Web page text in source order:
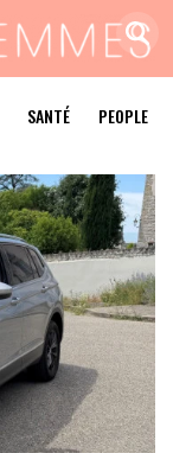
SANTÉ PEOPLE